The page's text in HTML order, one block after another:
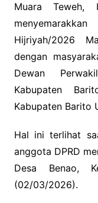
Muara Teweh,
Hijriyah/2026
dengan
Dewan
Kabupaten
Kabupaten Barito
Hal ini terlihat
anggota DPRD
Desa Benao,
(02/03/2026).